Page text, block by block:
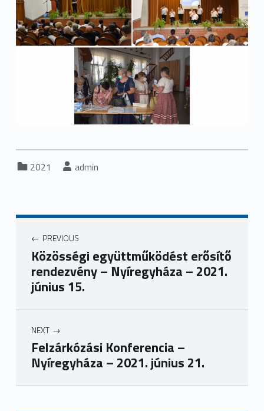
Categorized in:
2021 Written by:
admin
Bejegyzés navigáció
PREVIOUS
Közösségi együttműködést erősítő
rendezvény – Nyíregyháza – 2021.
június 15.
NEXT
Felzárkózási Konferencia –
Nyíregyháza – 2021. június 21.
Skip back to main navigation